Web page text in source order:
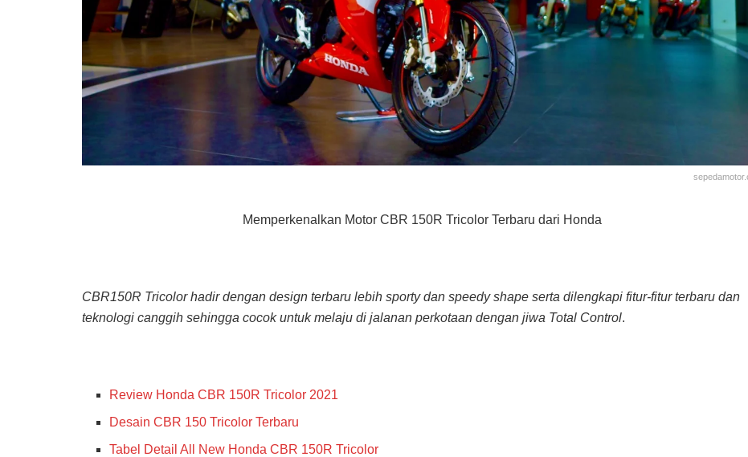
Memperkenalkan Motor CBR 150R Tricolor Terbaru dari Honda
CBR150R Tricolor hadir dengan design terbaru lebih sporty dan speedy shape serta dilengkapi fitur-fitur terbaru dan
teknologi canggih sehingga cocok untuk melaju di jalanan perkotaan dengan jiwa Total Control.
Review Honda CBR 150R Tricolor 2021
Desain CBR 150 Tricolor Terbaru
Tabel Detail All New Honda CBR 150R Tricolor